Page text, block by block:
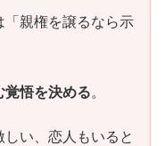
「親権を譲るなら示
覚悟を決める。
い、恋人もいると